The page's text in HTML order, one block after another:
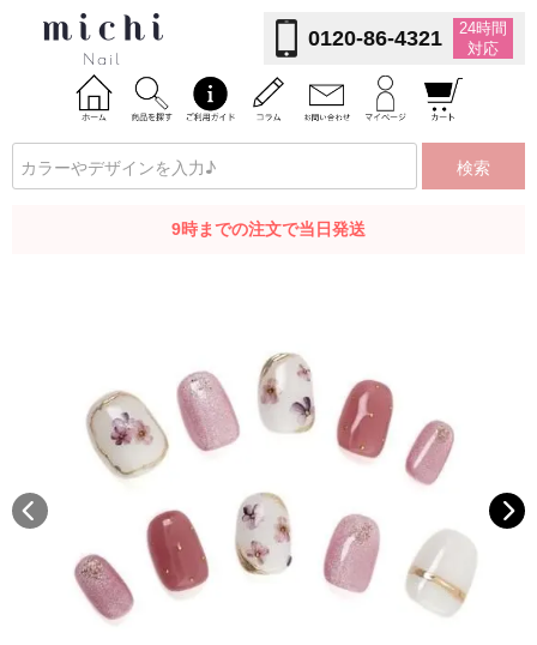
0120-86-4321
24時間
対応
検索
9時までの注文で当日発送